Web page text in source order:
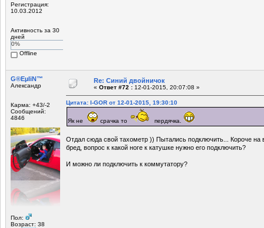
Регистрация:
10.03.2012
Активность за 30
дней
0%
Offline
G®EµliN™
Александр
Карма: +43/-2
Сообщений:
4846
Пол:
Возраст: 38
Re: Синий двойничок
« Ответ #72 : 12-01-2015, 20:07:08 »
Цитата: I-GOR от 12-01-2015, 19:30:10
Як не срачка то пердячка.
Отдал сюда свой тахометр )) Пытались подключить... Короче
бред, вопрос к какой ноге к катушке нужно его подключить?
И можно ли подключить к коммутатору?